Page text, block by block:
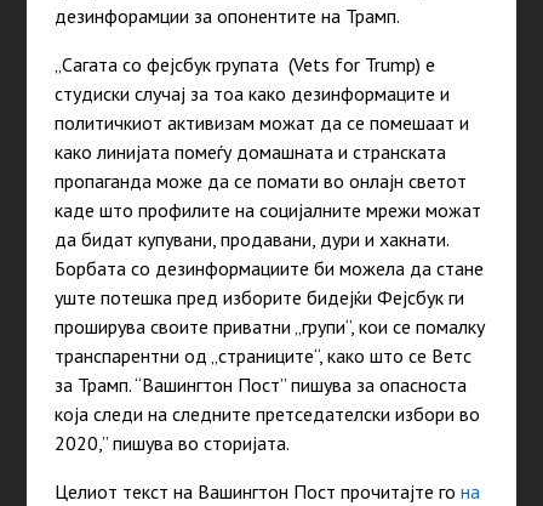
дезинфорамции за опонентите на Трамп.
Сагата со фејсбук групата (Vets for Trump) e
студиски случај за тоа како дезинформаците и
политичкиот активизам можат да се помешаат и
како линијата помеѓу домашната и странската
пропаганда може да се помати во онлајн светот
каде што профилите на социјалните мрежи можат
да бидат купувани, продавани, дури и хакнати.
Борбата со дезинформациите би можела да стане
уште потешка пред изборите бидејќи Фејсбук ги
проширува своите приватни „групи“, кои се помалку
транспарентни од „страниците“, како што се Ветс
за Трамп. “Вашингтон Пост” пишува за опасноста
која следи на следните претседателски избори во
2020,” пишува во сторијата.
Целиот текст на Вашингтон Пост прочитајте го на